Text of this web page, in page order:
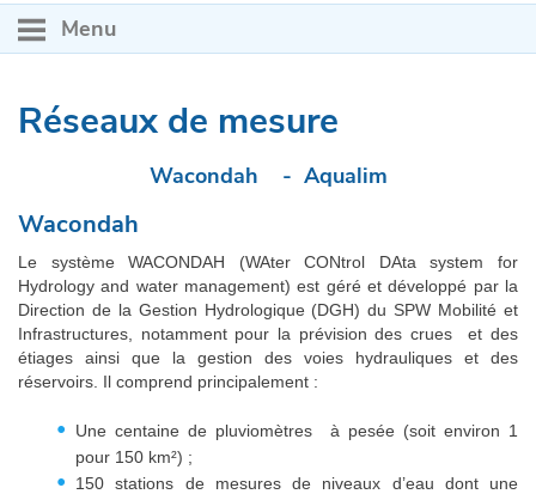
Menu
OBSERVATIONS
Débit
Précipitation
Rapports et publications
Téléchargements des données
Demande d'un compte
EN SAVOIR PLUS
Gestion des cours d'eau en Wallonie
Réseaux de mesure
Prévision des crues
ACTUALITÉS
Réseaux de mesure
Wacondah - Aqualim
Wacondah
Le système WACONDAH (WAter CONtrol DAta system for
Hydrology and water management) est géré et développé par la
Direction de la Gestion Hydrologique (DGH) du SPW Mobilité et
Infrastructures, notamment pour la prévision des crues et des
étiages ainsi que la gestion des voies hydrauliques et des
réservoirs. Il comprend principalement :
Une centaine de pluviomètres à pesée (soit environ 1
pour 150 km²) ;
150 stations de mesures de niveaux d’eau dont une